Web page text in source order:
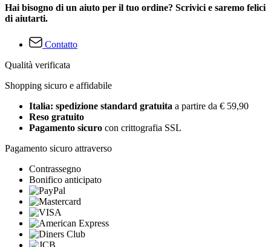
Hai bisogno di un aiuto per il tuo ordine? Scrivici e saremo felici
di aiutarti.
Contatto
Qualità verificata
Shopping sicuro e affidabile
Italia: spedizione standard gratuita a partire da € 59,90
Reso gratuito
Pagamento sicuro con crittografia SSL
Pagamento sicuro attraverso
Contrassegno
Bonifico anticipato